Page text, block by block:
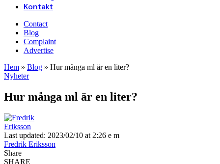
Kontakt
Contact
Blog
Complaint
Advertise
Hem » Blog » Hur många ml är en liter?
Nyheter
Hur många ml är en liter?
Last updated: 2023/02/10 at 2:26 e m
Fredrik Eriksson
Share
SHARE